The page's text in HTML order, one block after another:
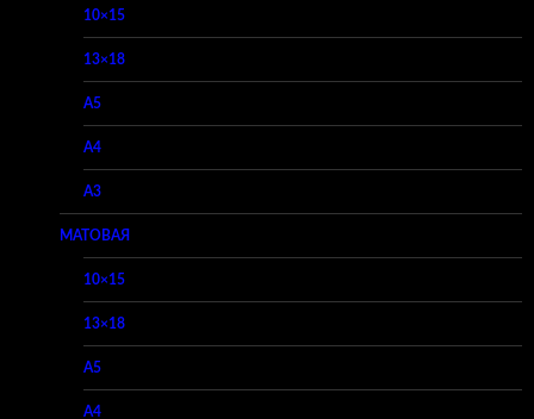
10×15
13×18
A5
A4
A3
МАТОВАЯ
10×15
13×18
A5
A4